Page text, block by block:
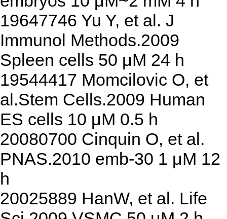
19647746 Yu Y, et al. J
Immunol Methods.2009
Spleen cells 50 μM 24 h
19544417 Momcilovic O, et
al.Stem Cells.2009 Human
ES cells 10 μM 0.5 h
20080700 Cinquin O, et al.
PNAS.2010 emb-30 1 μM 12
h
20025889 HanW, et al. Life